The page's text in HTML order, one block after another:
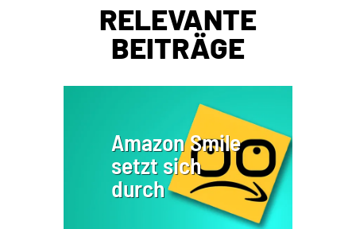
RELEVANTE
BEITRÄGE
Amazon Smile
setzt sich
durch